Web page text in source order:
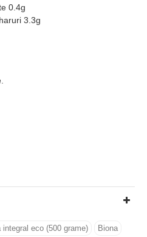
0.4g
3.3g
eco (500 grame) Biona